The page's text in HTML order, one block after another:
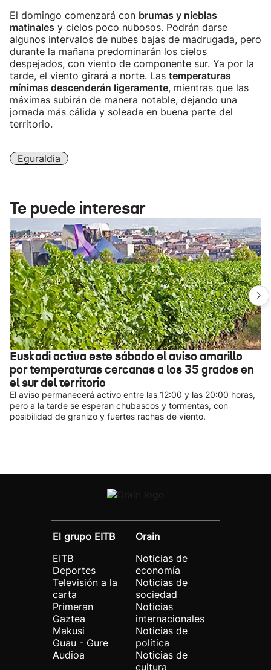
El domingo comenzará con brumas y nieblas
matinales y cielos poco nubosos. Podrán darse
algunos intervalos de nubes bajas de madrugada, pero
durante la mañana predominarán los cielos
despejados, con viento de componente sur. Ya por la
tarde, el viento girará a norte. Las temperaturas
mínimas descenderán ligeramente, mientras que las
máximas subirán de manera notable, dejando una
jornada más cálida y soleada en buena parte del
territorio.
Eguraldia
Te puede interesar
Euskadi activa este sábado el aviso amarillo
por temperaturas cercanas a los 35 grados en
el sur del territorio
El aviso permanecerá activo entre las 12:00 y las 20:00 horas,
pero a la tarde se esperan chubascos y tormentas, con
posibilidad de granizo y fuertes rachas de viento.
El grupo EITB
EITB
Deportes
Televisión a la
carta
Primeran
Gaztea
Makusi
Guau - Gure
Audioa
Orain
Noticias de
economía
Noticias de
sociedad
Noticias
internacionales
Noticias de
política
Noticias de
cultura